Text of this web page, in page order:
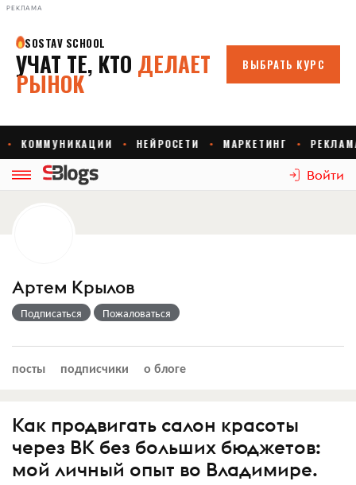
РЕКЛАМА
Войти
Артем Крылов
Подписаться Пожаловаться
посты подписчики о блоге
Как продвигать салон красоты
через ВК без больших бюджетов:
мой личный опыт во Владимире.